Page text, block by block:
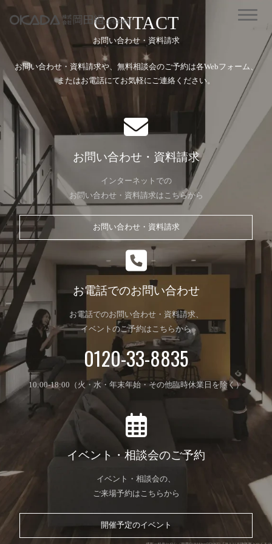
CONTACT
お問い合わせ・資料請求
お問い合わせ・資料請求や、無料相談会のご予約は各Webフォーム、
またはお電話にてお気軽にご連絡ください。
お問い合わせ・資料請求
インターネットでの
お問い合わせ・資料請求はこちらから
お問い合わせ・資料請求
お電話でのお問い合わせ
お電話でのお問い合わせ・資料請求、
イベントのご予約はこちらから
0120-33-8835
10:00-18:00（火・水・年末年始・その他臨時休業日を除く）
イベント・相談会のご予約
イベント・相談会の、
ご来場予約はこちらから
開催予定のイベント